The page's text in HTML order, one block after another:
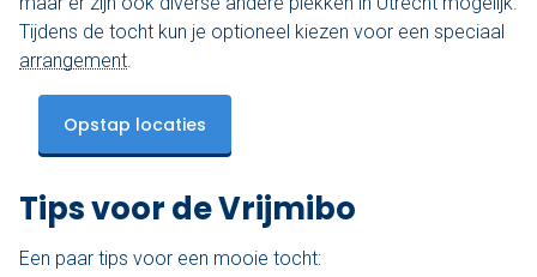
Nu aanvragen
Tijdens de tocht kun je optioneel kiezen voor een speciaal
arrangement.
Opstap locaties
Tips voor de Vrijmibo
Een paar tips voor een mooie tocht: